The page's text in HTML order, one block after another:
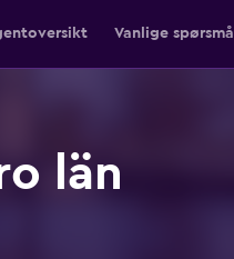
Vanlige spørsmål
län